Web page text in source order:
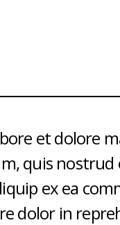
et dolore
quis
ex ea
dolor in